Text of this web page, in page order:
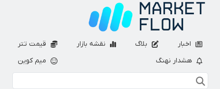
اخبار بلاگ نقشه بازار
قیمت تتر
هشدار نهنگ
میم کوین